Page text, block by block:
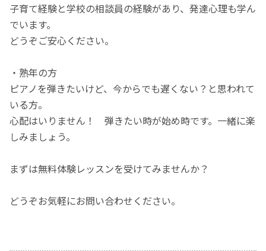
子育て経験と学校の相談員の経験があり、発達心理も学ん
でいます。
どうぞご安心ください。
・熟年の方
ピアノを弾きたいけど、今からでも遅くない？と思われて
いる方。
心配はいりません！ 弾きたい時が始め時です。一緒に楽
しみましょう。
まずは無料体験レッスンを受けてみませんか？
どうぞお気軽にお問い合わせください。